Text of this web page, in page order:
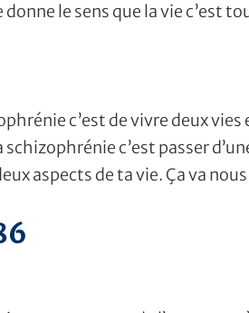
le sens que la vie c’est
c’est de vivre deux
schizophrénie c’est passer
aspects de ta vie. Ça va